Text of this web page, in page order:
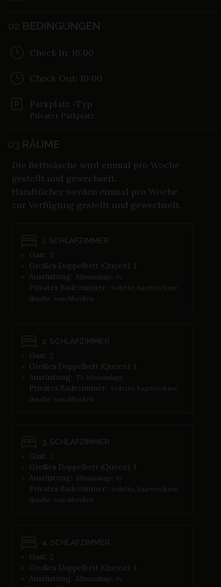
02 BEDINGUNGEN
Check In: 16:00
Check Out: 10:00
Parkplatz -Typ
Privater Parkplatz
03 RÄUME
Die Bettwäsche wird einmal pro Woche
gestellt und gewechselt.
Handtücher werden einmal pro Woche
zur Verfügung gestellt und gewechselt.
1. SCHLAFZIMMER
Gast: 2
Großes Doppelbett (Queen): 1
Ausrüstung:
Klimaanlage, tv
Privates Badezimmer:
toilette, haartrockner,
dusche, waschbecken
2. SCHLAFZIMMER
Gast: 2
Großes Doppelbett (Queen): 1
Ausrüstung: Tv, klimaanlage
Privates Badezimmer:
toilette, haartrockner,
dusche, waschbecken
3. SCHLAFZIMMER
Gast: 2
Großes Doppelbett (Queen): 1
Ausrüstung:
Klimaanlage, tv
Privates Badezimmer:
toilette, haartrockner,
dusche, waschbecken
4. SCHLAFZIMMER
Gast: 2
Großes Doppelbett (Queen): 1
Ausrüstung:
Klimaanlage, tv